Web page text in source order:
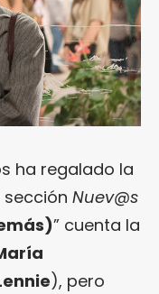
ha regalado la
Nuev@s
” cuenta la
), pero